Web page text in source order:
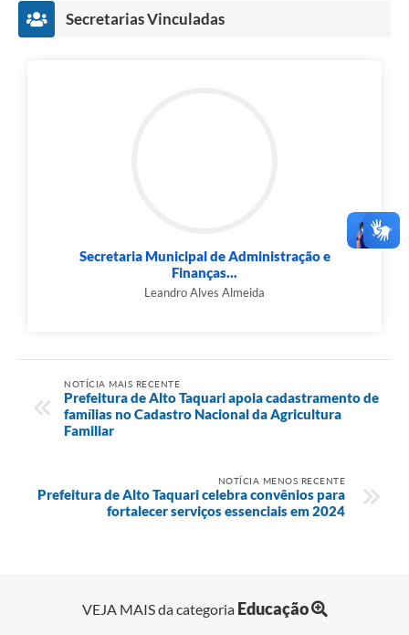
Secretarias Vinculadas
Secretaria Municipal de Administração e
Finanças...
Leandro Alves Almeida
NOTÍCIA MAIS RECENTE
Prefeitura de Alto Taquari apoia cadastramento de
famílias no Cadastro Nacional da Agricultura
Familiar
NOTÍCIA MENOS RECENTE
Prefeitura de Alto Taquari celebra convênios para
fortalecer serviços essenciais em 2024
VEJA MAIS da categoria Educação